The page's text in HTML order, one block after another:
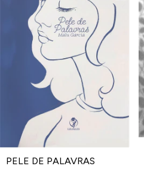
PELE DE PALAVRAS